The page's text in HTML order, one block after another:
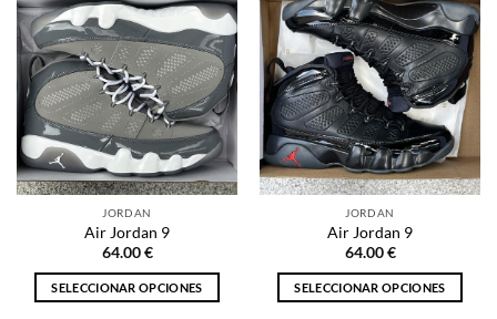
múltiples
variantes.
Las
opciones
se
pueden
elegir
en
la
página
de
múltiples
variantes.
Las
opciones
se
pueden
elegir
en
la
página
de
JORDAN
Air Jordan 9
64.00€
SELECCIONAR OPCIONES
JORDAN
Air Jordan 9
64.00€
SELECCIONAR OPCIONES